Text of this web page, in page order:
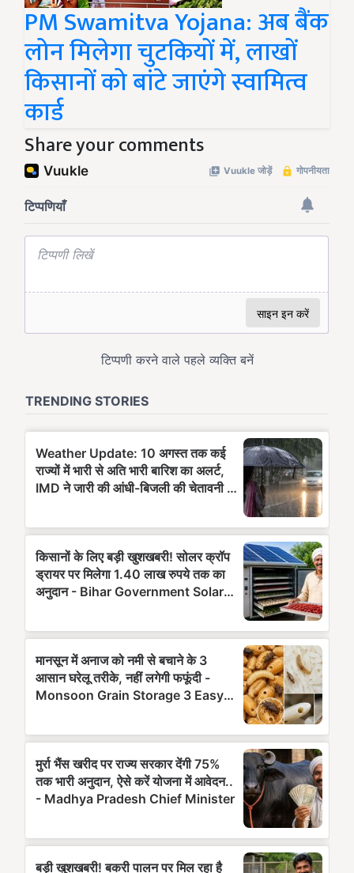
PM Swamitva Yojana: अब बैंक
लोन मिलेगा चुटकियों में, लाखों
किसानों को बांटे जाएंगे स्वामित्व
कार्ड
Share your comments